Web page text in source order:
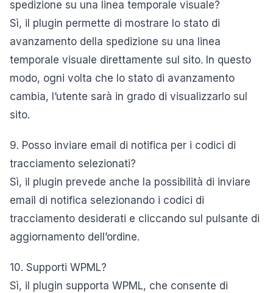
spedizione su una linea temporale visuale?
Sì, il plugin permette di mostrare lo stato di
avanzamento della spedizione su una linea
temporale visuale direttamente sul sito. In questo
modo, ogni volta che lo stato di avanzamento
cambia, l’utente sarà in grado di visualizzarlo sul
sito.
9. Posso inviare email di notifica per i codici di
tracciamento selezionati?
Sì, il plugin prevede anche la possibilità di inviare
email di notifica selezionando i codici di
tracciamento desiderati e cliccando sul pulsante di
aggiornamento dell’ordine.
10. Supporti WPML?
Sì, il plugin supporta WPML, che consente di